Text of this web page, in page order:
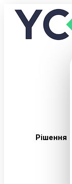
Рішення